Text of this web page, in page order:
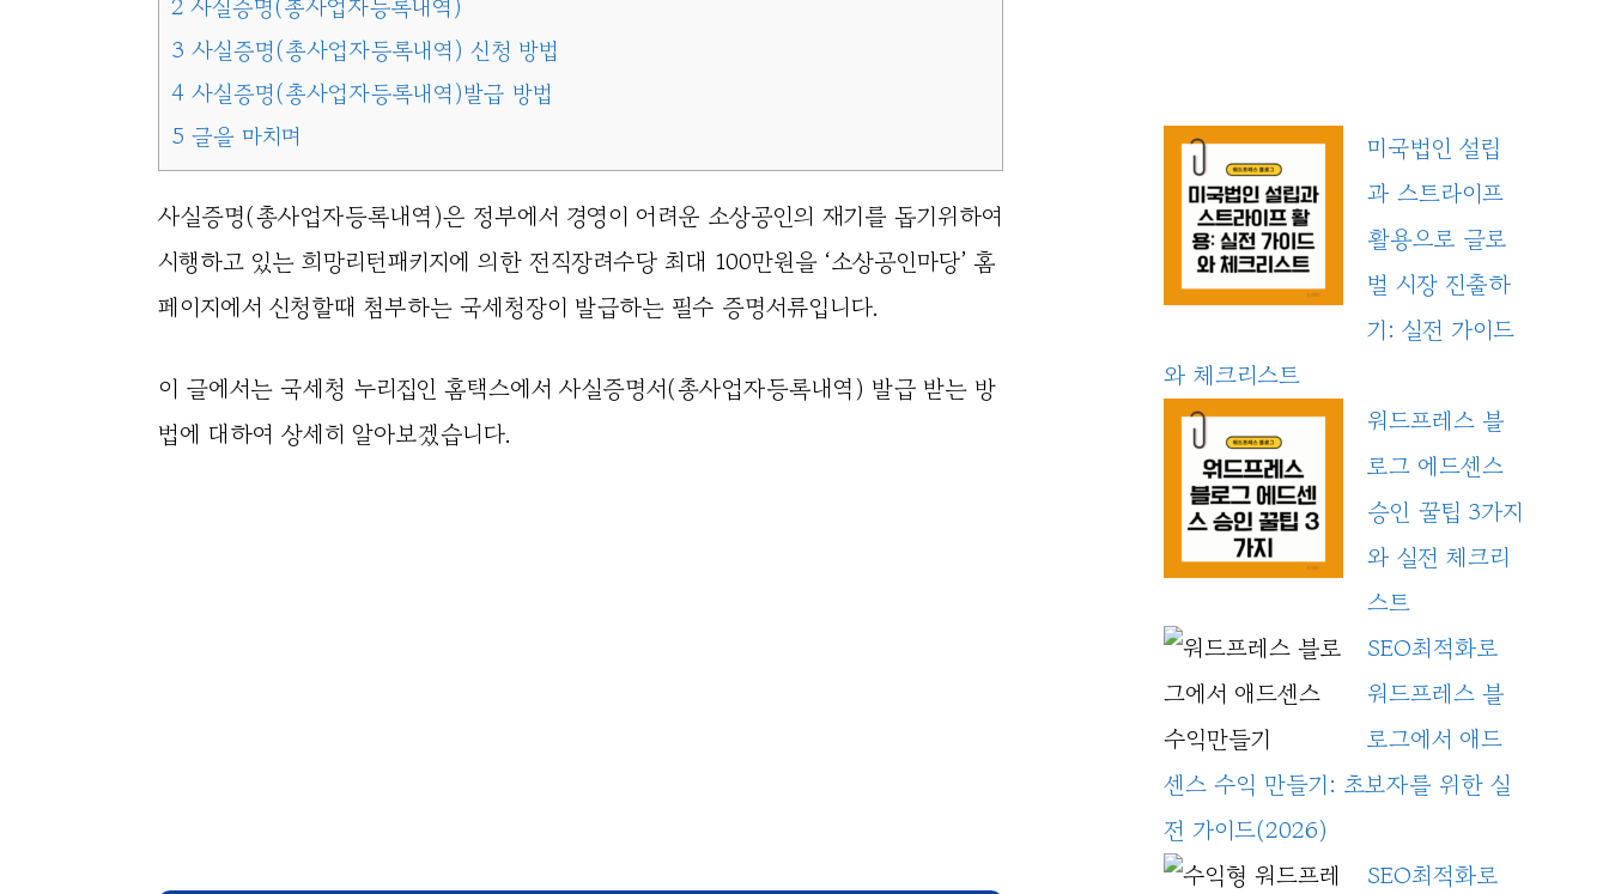
2 사실증명(총사업자등록내역)
3 사실증명(총사업자등록내역) 신청 방법
4 사실증명(총사업자등록내역)발급 방법
5 글을 마치며
사실증명(총사업자등록내역)은 정부에서 경영이 어려운 소상공인의 재기를 돕기위하여
시행하고 있는 희망리턴패키지에 의한 전직장려수당 최대 100만원을 ‘소상공인마당’ 홈
페이지에서 신청할때 첨부하는 국세청장이 발급하는 필수 증명서류입니다.
이 글에서는 국세청 누리집인 홈택스에서 사실증명서(총사업자등록내역) 발급 받는 방
법에 대하여 상세히 알아보겠습니다.
미국법인 설립
과 스트라이프
활용으로 글로
벌 시장 진출하
기: 실전 가이드
와 체크리스트
워드프레스 블
로그 에드센스
승인 꿀팁 3가지
와 실전 체크리
스트
SEO최적화로
워드프레스 블
로그에서 애드
센스 수익 만들기: 초보자를 위한 실
전 가이드(2026)
SEO최적화로